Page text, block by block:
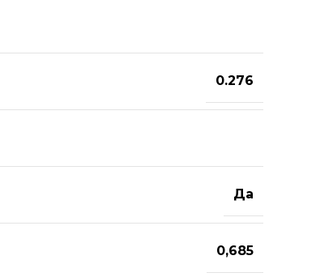
0.276
Да
0,685